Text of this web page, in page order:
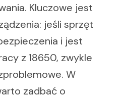
Kluczowe jest
jeśli sprzęt
i jest
z 18650, zwykle
W
zadbać o